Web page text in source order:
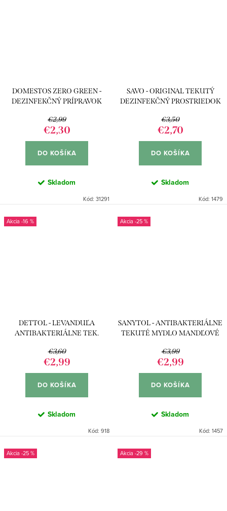
DOMESTOS ZERO GREEN -
DEZINFEKČNÝ PRÍPRAVOK
€2,99
€2,30
DO KOŠÍKA
Skladom
Kód: 31291
SAVO - ORIGINAL TEKUTÝ
DEZINFEKČNÝ PROSTRIEDOK
€3,50
€2,70
DO KOŠÍKA
Skladom
Kód: 1479
-16 %
DETTOL - LEVANDUĽA
ANTIBAKTERIÁLNE TEK.
€3,60
€2,99
DO KOŠÍKA
Skladom
Kód: 918
-25 %
SANYTOL - ANTIBAKTERIÁLNE
TEKUTÉ MYDLO MANDĽOVÉ
€3,99
€2,99
DO KOŠÍKA
Skladom
Kód: 1457
-25 % -29 %